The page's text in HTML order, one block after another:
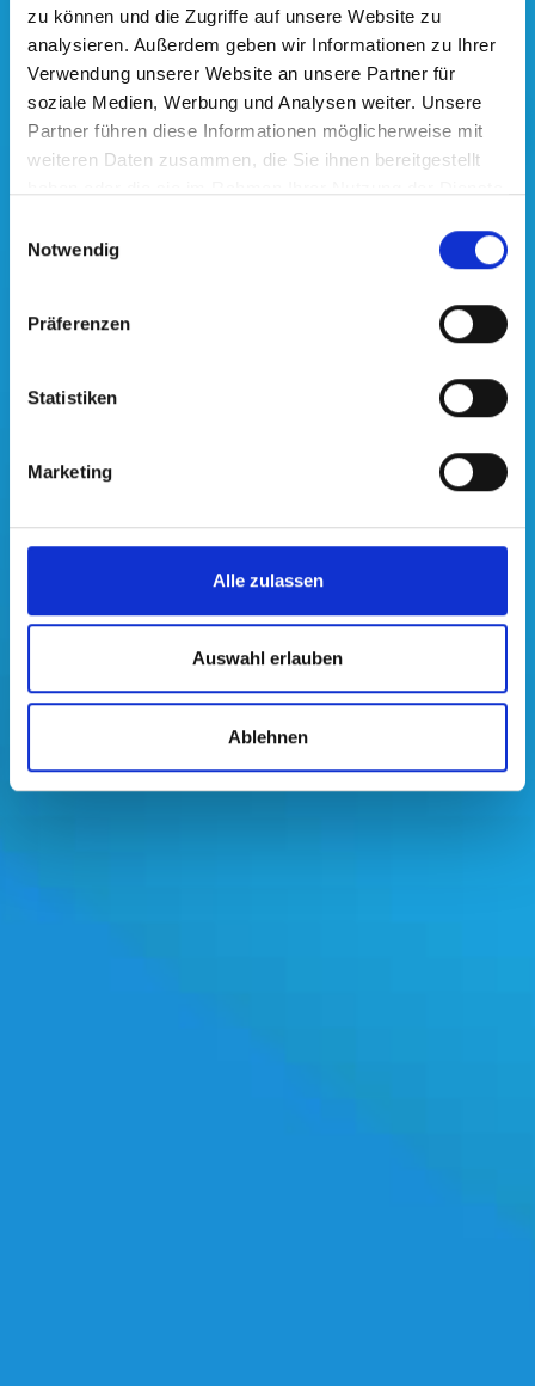
zu können und die Zugriffe auf unsere Website zu
analysieren. Außerdem geben wir Informationen zu Ihrer
Verwendung unserer Website an unsere Partner für
soziale Medien, Werbung und Analysen weiter. Unsere
Partner führen diese Informationen möglicherweise mit
weiteren Daten zusammen, die Sie ihnen bereitgestellt
Notwendig
Präferenzen
Statistiken
Marketing
Alle zulassen
Auswahl erlauben
Ablehnen
Eigentum der Unternehmerfamilie Frizberg mit
Beteiligungen im Maschinenbau (Wasserkraftturbinen,
Wasserkraftwerken) sowie in der Elektrotechnik und